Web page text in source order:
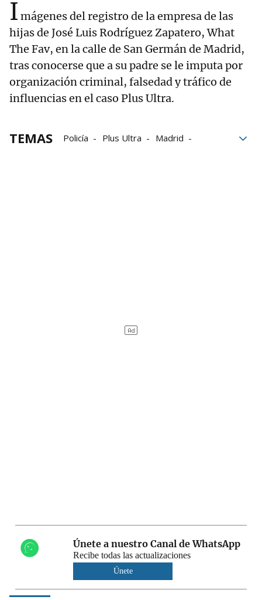
I mágenes del registro de la empresa de las
hijas de José Luis Rodríguez Zapatero, What
The Fav, en la calle de San Germán de Madrid,
tras conocerse que a su padre se le imputa por
organización criminal, falsedad y tráfico de
influencias en el caso Plus Ultra.
TEMAS Policía Plus Ultra
Madrid
Únete a nuestro Canal de WhatsApp
Recibe todas las actualizaciones
Únete